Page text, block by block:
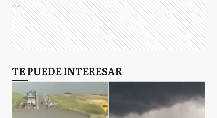
Ads
TE PUEDE INTERESAR